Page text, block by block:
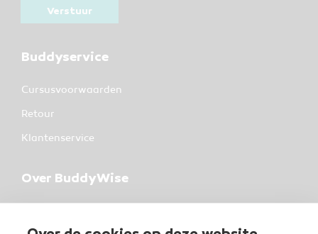
Verstuur
Buddyservice
Cursusvoorwaarden
Retour
Klantenservice
Over BuddyWise